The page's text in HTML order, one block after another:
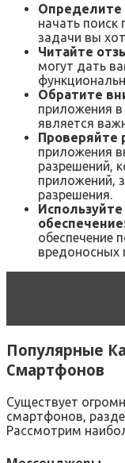
Определите
начать поиск
задачи вы
Читайте
могут дать
Обратите
приложения
является
Проверяйте
приложения
разрешений‚
приложений‚
разрешения.
обеспечение
вредоносных
Популярные
Смартфонов
Существует
смартфонов‚
Рассмотрим